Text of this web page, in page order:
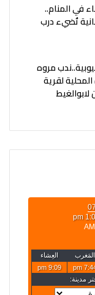
في المنام..
تُضيء درب
مروه
لقرية